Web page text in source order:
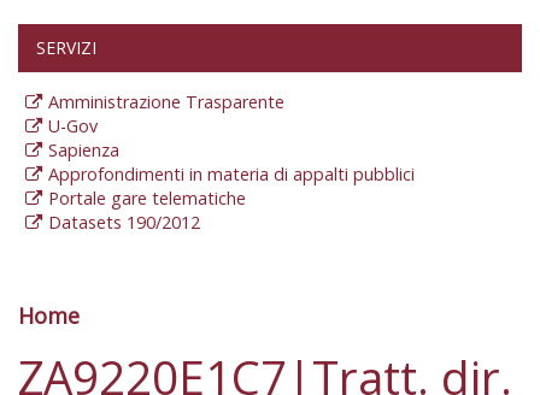
SERVIZI
Amministrazione Trasparente
U-Gov
Sapienza
Approfondimenti in materia di appalti pubblici
Portale gare telematiche
Datasets 190/2012
Tu sei qui
Home
ZA9220E1C7|Tratt. dir.